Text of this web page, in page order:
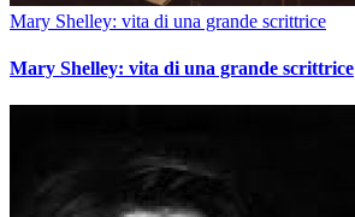
Mary Shelley: vita di una grande scrittrice
Mary Shelley: vita di una grande scrittrice